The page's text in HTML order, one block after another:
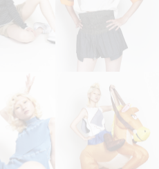
60%OFF 開催中